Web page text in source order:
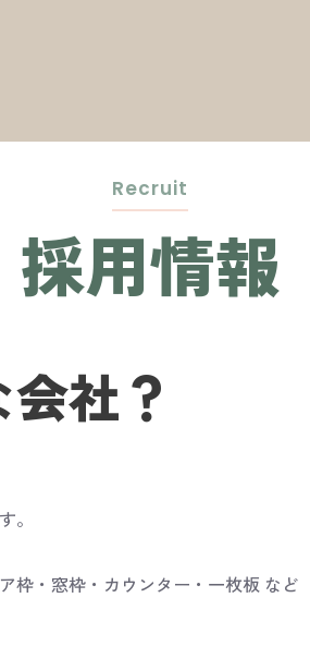
Recruit
採用情報
社？
。
枠・窓枠・カウンター・一枚板 など